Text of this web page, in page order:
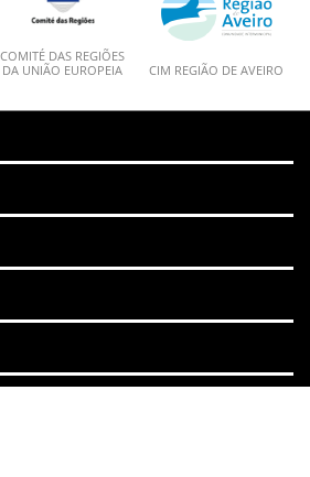
COMITÉ DAS REGIÕES
DA UNIÃO EUROPEIA
CIM REGIÃO DE AVEIRO